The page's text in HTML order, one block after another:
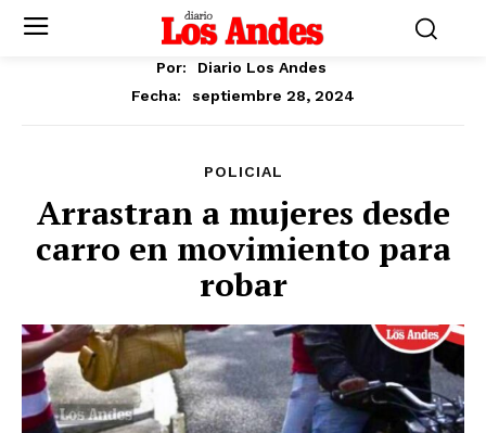
Por:
Diario Los Andes
Fecha:
septiembre 28, 2024
POLICIAL
Arrastran a mujeres desde
carro en movimiento para
robar